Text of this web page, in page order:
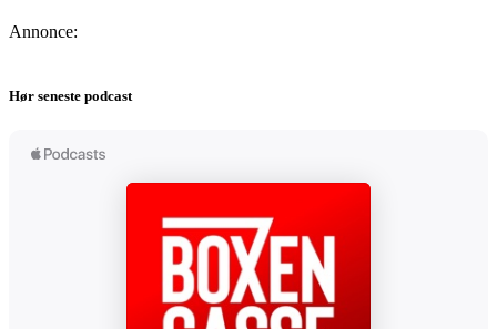
Annonce:
Hør seneste podcast